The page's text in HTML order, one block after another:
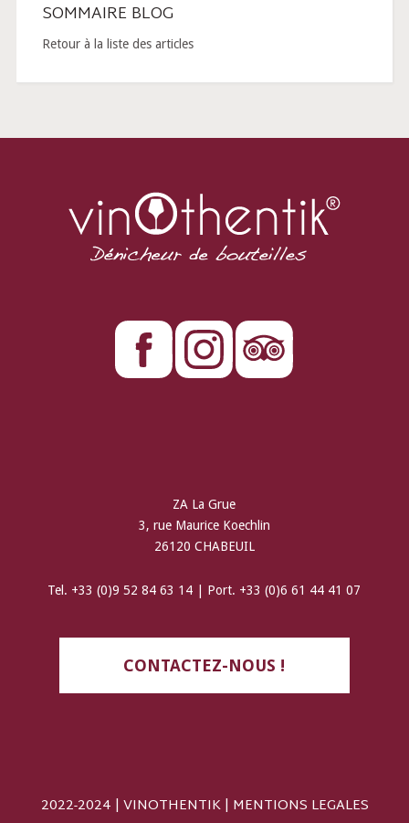
SOMMAIRE BLOG
Retour à la liste des articles
ZA La Grue
3, rue Maurice Koechlin
26120 CHABEUIL
Tel. +33 (0)9 52 84 63 14 | Port. +33 (0)6 61 44 41 07
CONTACTEZ-NOUS !
2022-2024 | VINOTHENTIK | MENTIONS LEGALES